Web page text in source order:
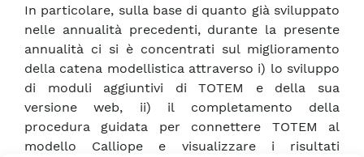
In particolare, sulla base di quanto già sviluppato
nelle annualità precedenti, durante la presente
annualità ci si è concentrati sul miglioramento
della catena modellistica attraverso i) lo sviluppo
di moduli aggiuntivi di TOTEM e della sua
versione web, ii) il completamento della
procedura guidata per connettere TOTEM al
modello Calliope e visualizzare i risultati